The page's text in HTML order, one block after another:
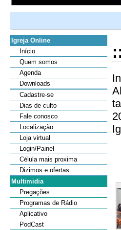
Igreja Online
Início
Quem somos
Agenda
Downloads
Cadastre-se
Dias de culto
Fale conosco
Localização
Loja virtual
Login/Painel
Célula mais proxima
Dizimos e ofertas
Multimidia
Pregações
Programas de Rádio
Aplicativo
PodCast